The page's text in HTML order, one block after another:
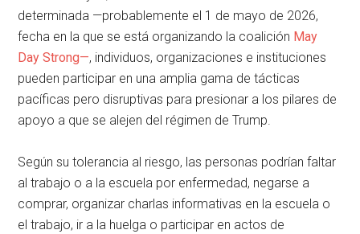
determinada —probablemente el 1 de mayo de 2026,
fecha en la que se está organizando la coalición May
Day Strong—, individuos, organizaciones e instituciones
pueden participar en una amplia gama de tácticas
pacíficas pero disruptivas para presionar a los pilares de
apoyo a que se alejen del régimen de Trump.
Según su tolerancia al riesgo, las personas podrían faltar
al trabajo o a la escuela por enfermedad, negarse a
comprar, organizar charlas informativas en la escuela o
el trabajo, ir a la huelga o participar en actos de